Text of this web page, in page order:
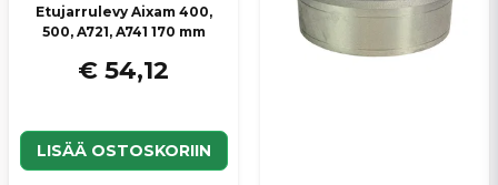
Etujarrulevy Aixam 400,
500, A721, A741 170 mm
€ 54,12
LISÄÄ OSTOSKORIIN